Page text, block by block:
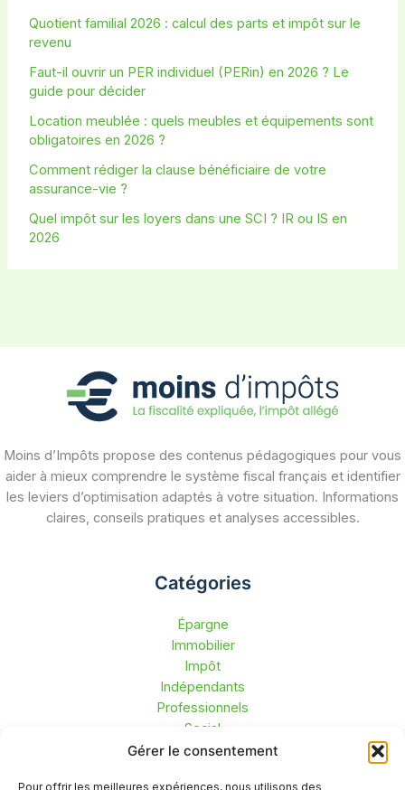
Gérer le consentement
Pour offrir les meilleures expériences, nous utilisons des
Quotient familial 2026 : calcul des parts et impôt sur le
revenu
Faut-il ouvrir un PER individuel (PERin) en 2026 ? Le
guide pour décider
Location meublée : quels meubles et équipements sont
obligatoires en 2026 ?
Comment rédiger la clause bénéficiaire de votre
assurance-vie ?
Quel impôt sur les loyers dans une SCI ? IR ou IS en
2026
Moins d’Impôts propose des contenus pédagogiques pour vous
aider à mieux comprendre le système fiscal français et identifier
les leviers d’optimisation adaptés à votre situation. Informations
claires, conseils pratiques et analyses accessibles.
Catégories
Épargne
Immobilier
Impôt
Indépendants
Professionnels
Social
Succession
Liens utiles